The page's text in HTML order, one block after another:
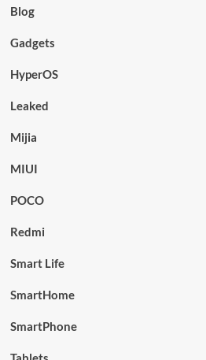
Blog
Gadgets
HyperOS
Leaked
Mijia
MIUI
POCO
Redmi
Smart Life
SmartHome
SmartPhone